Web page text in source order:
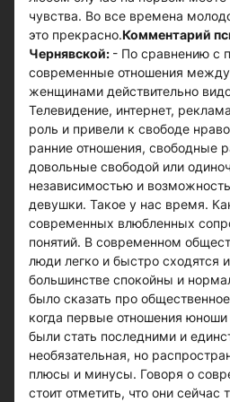
чувства. Во все времена
это прекрасно.Комментарий
Чернявской: - По сравнению с
современные отношения
женщинами действительно
Телевидение, интернет,
роль и привели к свободе
ранние отношения, свободные
довольные свободой или
независимостью и
девушки. Такое у нас время.
современных влюбленных
понятий. В современном
люди легко и быстро сходятся
большинстве спокойны и
было сказать про
когда первые отношения
были стать последними и
необязательная, но
плюсы и минусы. Говоря о
стоит отметить, что они